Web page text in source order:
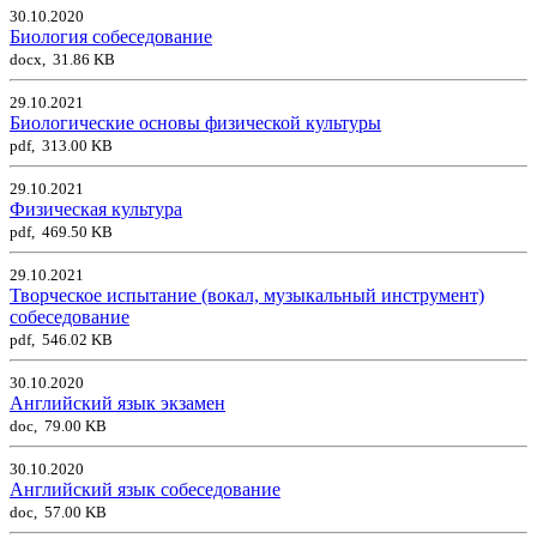
30.10.2020
Биология собеседование
docx, 31.86 KB
29.10.2021
Биологические основы физической культуры
pdf, 313.00 KB
29.10.2021
Физическая культура
pdf, 469.50 KB
29.10.2021
Творческое испытание (вокал, музыкальный инструмент)
собеседование
pdf, 546.02 KB
30.10.2020
Английский язык экзамен
doc, 79.00 KB
30.10.2020
Английский язык собеседование
doc, 57.00 KB